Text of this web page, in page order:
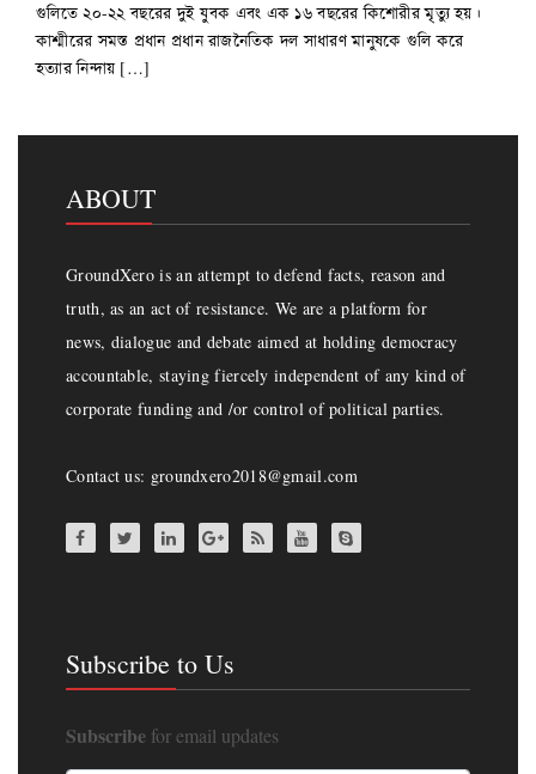
গুলিতে ২০-২২ বছরের দুই যুবক এবং এক ১৬ বছরের কিশোরীর মৃত্যু হয়।
কাশ্মীরের সমস্ত প্রধান প্রধান রাজনৈতিক দল সাধারণ মানুষকে গুলি করে
হত্যার নিন্দায় […]
ABOUT
GroundXero is an attempt to defend facts, reason and
truth, as an act of resistance. We are a platform for
news, dialogue and debate aimed at holding democracy
accountable, staying fiercely independent of any kind of
corporate funding and /or control of political parties.
Contact us: groundxero2018@gmail.com
Subscribe to Us
Subscribe for email updates